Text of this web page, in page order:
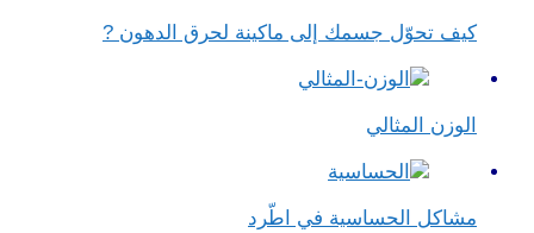
كيف تحوّل جسمك إلى ماكينة لحرق الدهون ?
الوزن المثالي
مشاكل الحساسية في اطّرد